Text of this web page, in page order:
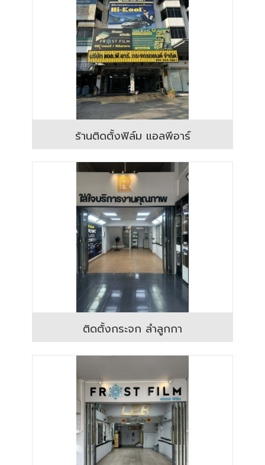
ร้านติดตั้งฟิล์ม แอลพีอาร์
ติดตั้งกระจก ลำลูกกา